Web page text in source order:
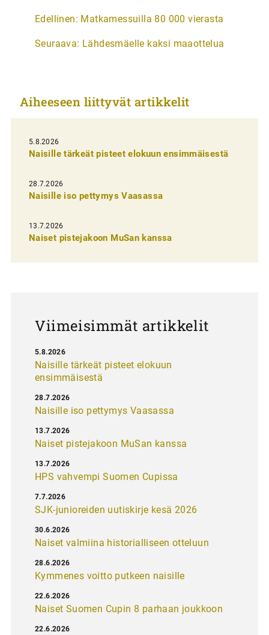
A
t
k
e
l
i
e
n
e
Edellinen: Matkamessuilla 80 000 vierasta
Seuraava: Lähdesmäelle kaksi maaottelua
Aiheeseen liittyvät artikkelit
5.8.2026
Naisille tärkeät pisteet elokuun ensimmäisestä
28.7.2026
Naisille iso pettymys Vaasassa
13.7.2026
Naiset pistejakoon MuSan kanssa
Viimeisimmät artikkelit
Naisille tärkeät pisteet elokuun
ensimmäisestä
5.8.2026
Naisille iso pettymys Vaasassa
28.7.2026
Naiset pistejakoon MuSan kanssa
13.7.2026
HPS vahvempi Suomen Cupissa
13.7.2026
SJK-junioreiden uutiskirje kesä 2026
7.7.2026
Naiset valmiina historialliseen otteluun
30.6.2026
Kymmenes voitto putkeen naisille
28.6.2026
Naiset Suomen Cupin 8 parhaan joukkoon
22.6.2026
22.6.2026